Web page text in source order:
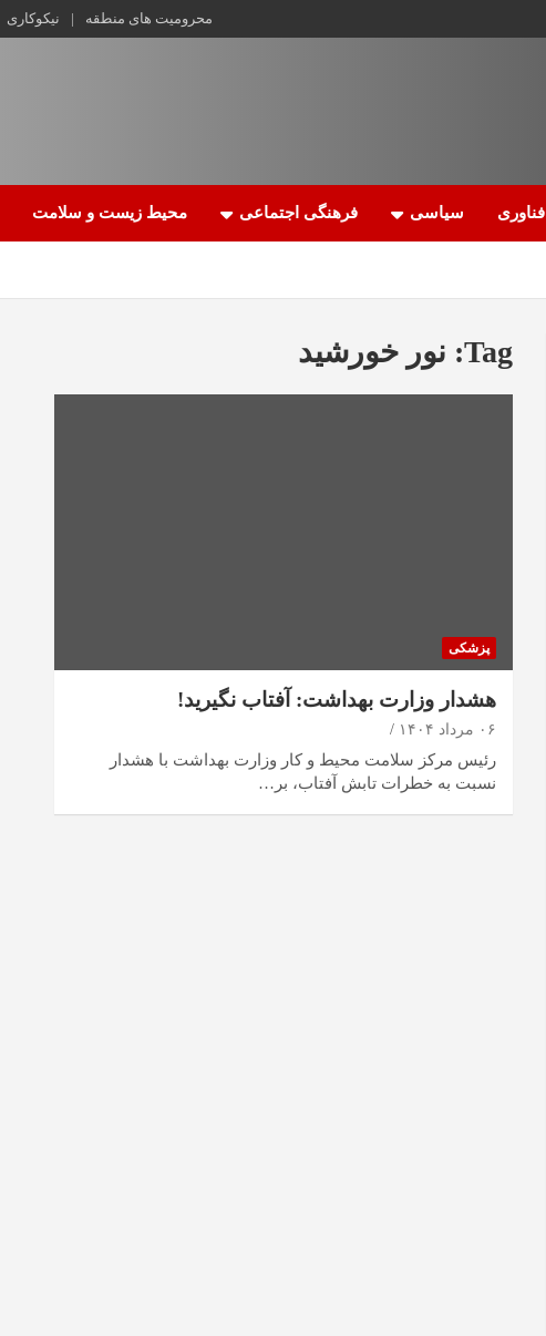
محرومیت های منطقه نیکوکاری
فناوری سیاسی فرهنگی اجتماعی محیط زیست و سلامت
Tag: نور خورشید
پزشکی
هشدار وزارت بهداشت: آفتاب نگیرید!
۰۶ مرداد ۱۴۰۴
رئیس مرکز سلامت محیط و کار وزارت بهداشت با هشدار
نسبت به خطرات تابش آفتاب، بر…